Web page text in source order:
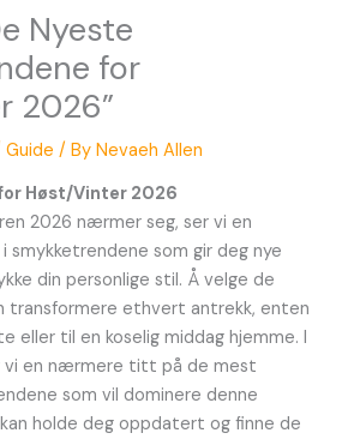
Nyeste
for
2026”
Guide / ByNevaeh Allen
Høst/Vinter 2026
2026 nærmer seg, ser vi en
smykketrendene som gir deg nye
din personlige stil. Å velge de
transformere ethvert antrekk, enten
eller til en koselig middag hjemme. I
vi en nærmere titt på de mest
som vil dominere denne
holde deg oppdatert og finne de